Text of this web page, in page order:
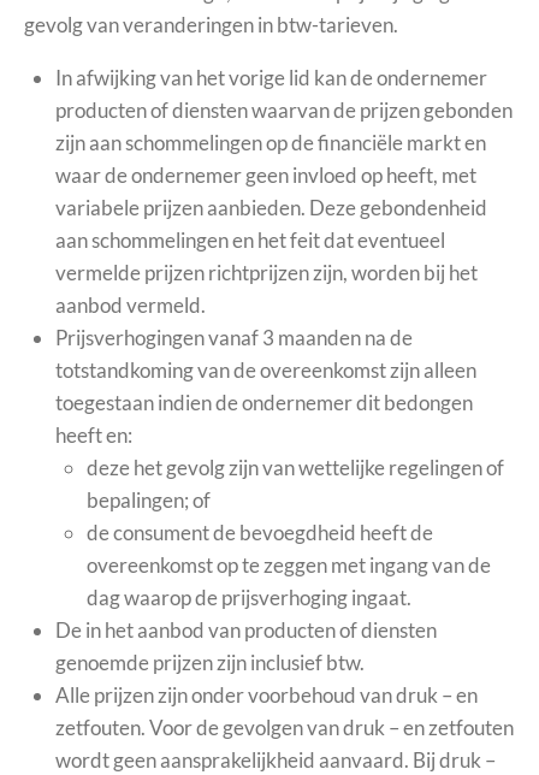
gevolg van veranderingen in btw-tarieven.
In afwijking van het vorige lid kan de ondernemer
producten of diensten waarvan de prijzen gebonden
zijn aan schommelingen op de financiële markt en
waar de ondernemer geen invloed op heeft, met
variabele prijzen aanbieden. Deze gebondenheid
aan schommelingen en het feit dat eventueel
vermelde prijzen richtprijzen zijn, worden bij het
aanbod vermeld.
Prijsverhogingen vanaf 3 maanden na de
totstandkoming van de overeenkomst zijn alleen
toegestaan indien de ondernemer dit bedongen
heeft en:
deze het gevolg zijn van wettelijke regelingen of
bepalingen; of
de consument de bevoegdheid heeft de
overeenkomst op te zeggen met ingang van de
dag waarop de prijsverhoging ingaat.
De in het aanbod van producten of diensten
genoemde prijzen zijn inclusief btw.
Alle prijzen zijn onder voorbehoud van druk – en
zetfouten. Voor de gevolgen van druk – en zetfouten
wordt geen aansprakelijkheid aanvaard. Bij druk –